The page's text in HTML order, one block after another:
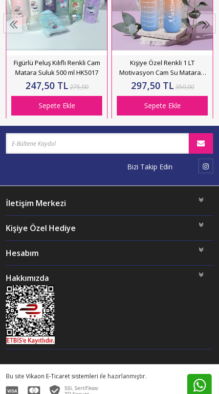
Figürlü Peluş Kılıflı Renkli Cam
Matara Suluk 500 ml HK5017
247,50 TL 275,00
Sepete Ekle
Kişiye Özel Renkli 1 LT
Motivasyon Cam Su Matarası
HK2706
297,50 TL 350,00
Sepete Ekle
Bizi Takip Edin
İletişim Merkezi
Kişiye Özel Hediye
Hesabım
Hakkımızda
Bu site Vikaon E-Ticaret sistemleri ile hazırlanmıştır.